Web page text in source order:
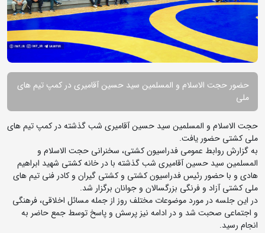
حضور حجت الاسلام و المسلمین سید حسین آقامیری در کمپ تیم های
ملی
حجت الاسلام و المسلمین سید حسین آقامیری شب گذشته در کمپ تیم های
ملی کشتی حضور یافت.
به گزارش روابط عمومی فدراسیون کشتی، سخنرانی حجت الاسلام و
المسلمین سید حسین آقامیری شب گذشته با در خانه کشتی شهید ابراهیم
هادی و با حضور رئیس فدراسیون کشتی و کشتی گیران و کادر فنی تیم های
ملی کشتی آزاد و فرنگی بزرگسالان و جوانان برگزار شد.
در این جلسه در مورد موضوعات مختلف روز از جمله مسائل اخلاقی، فرهنگی
و اجتماعی صحبت شد و در ادامه نیز پرسش و پاسخ توسط جمع حاضر به
انجام رسید.